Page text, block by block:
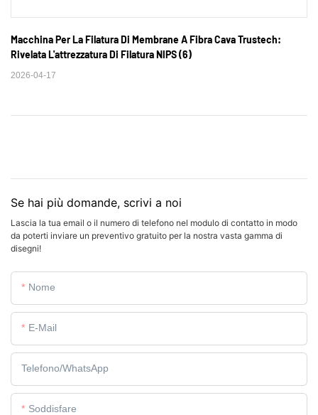
Macchina Per La Filatura Di Membrane A Fibra Cava Trustech:
Rivelata L'attrezzatura Di Filatura NIPS (6)
2026-04-17
Se hai più domande, scrivi a noi
Lascia la tua email o il numero di telefono nel modulo di contatto in modo
da poterti inviare un preventivo gratuito per la nostra vasta gamma di
disegni!
Nome
E-Mail
Telefono/WhatsApp
Soddisfare